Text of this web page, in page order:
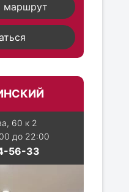
маршрут
60 к 2
до 22:00
56-33